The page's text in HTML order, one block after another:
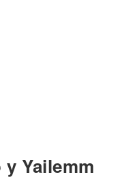
Yailemm